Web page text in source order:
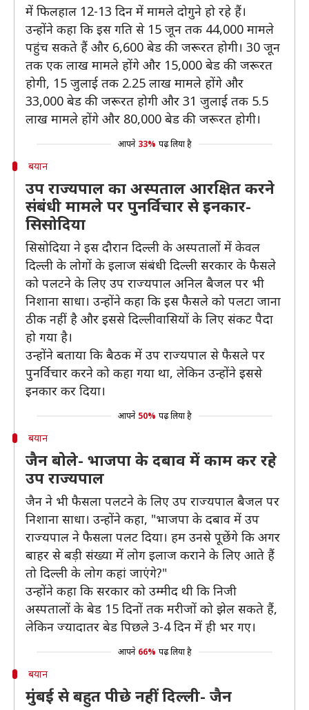
में फिलहाल 12-13 दिन में मामले दोगुने हो रहे हैं।
उन्होंने कहा कि इस गति से 15 जून तक 44,000 मामले
पहुंच सकते हैं और 6,600 बेड की जरूरत होगी। 30 जून
तक एक लाख मामले होंगे और 15,000 बेड की जरूरत
होगी, 15 जुलाई तक 2.25 लाख मामले होंगे और
33,000 बेड की जरूरत होगी और 31 जुलाई तक 5.5
लाख मामले होंगे और 80,000 बेड की जरूरत होगी।
आपने 33% पढ़ लिया है
बयान
उप राज्यपाल का अस्पताल आरक्षित करने
संबंधी मामले पर पुनर्विचार से इनकार-
सिसोदिया
सिसोदिया ने इस दौरान दिल्ली के अस्पतालों में केवल
दिल्ली के लोगों के इलाज संबंधी दिल्ली सरकार के फैसले
को पलटने के लिए उप राज्यपाल अनिल बैजल पर भी
निशाना साधा। उन्होंने कहा कि इस फैसले को पलटा जाना
ठीक नहीं है और इससे दिल्लीवासियों के लिए संकट पैदा
हो गया है।
उन्होंने बताया कि बैठक में उप राज्यपाल से फैसले पर
पुनर्विचार करने को कहा गया था, लेकिन उन्होंने इससे
इनकार कर दिया।
आपने 50% पढ़ लिया है
बयान
जैन बोले- भाजपा के दबाव में काम कर रहे
उप राज्यपाल
जैन ने भी फैसला पलटने के लिए उप राज्यपाल बैजल पर
निशाना साधा। उन्होंने कहा, "भाजपा के दबाव में उप
राज्यपाल ने फैसला पलट दिया। हम उनसे पूछेंगे कि अगर
बाहर से बड़ी संख्या में लोग इलाज कराने के लिए आते हैं
तो दिल्ली के लोग कहां जाएंगे?"
उन्होंने कहा कि सरकार को उम्मीद थी कि निजी
अस्पतालों के बेड 15 दिनों तक मरीजों को झेल सकते हैं,
लेकिन ज्यादातर बेड पिछले 3-4 दिन में ही भर गए।
आपने 66% पढ़ लिया है
बयान
मुंबई से बहुत पीछे नहीं दिल्ली- जैन